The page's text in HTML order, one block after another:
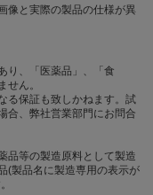
像と実際の製品の仕様が異
り、「医薬品」、「食
ん。
る保証も致しかねます。試
合、弊社営業部門にお問合
品等の製造原料として製造
(製品名に製造専用の表示が